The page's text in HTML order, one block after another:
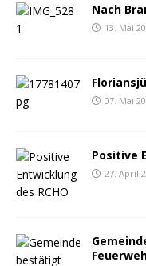
Nach
13. Mai
07. Mai
Positive
27. April